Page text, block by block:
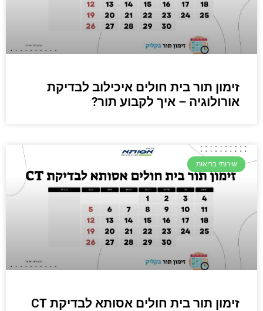
זימון תור בית חולים איכילוב לבדיקת
אורולוגיה – איך לקבוע תור?
שירותי בריאות
זימון תור בית חולים אסותא לבדיקת CT